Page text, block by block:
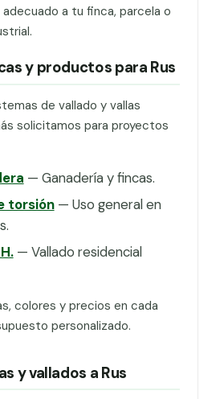
a tu finca, parcela o
y productos para Rus
de vallado y vallas
solicitamos para proyectos
— Ganadería y fincas.
torsión— Uso general en
— Vallado residencial
colores y precios en cada
personalizado.
y vallados a Rus